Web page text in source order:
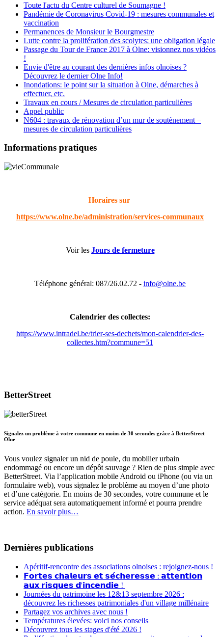
Toute l'actu du Centre culturel de Soumagne !
Pandémie de Coronavirus Covid-19 : mesures communales et
vaccination
Permanences de Monsieur le Bourgmestre
Lutte contre la prolifération des scolytes: une obligation légale
Passage du Tour de France 2017 à Olne: visionnez nos vidéos
!
Envie d'être au courant des dernières infos olnoises ?
Découvrez le dernier Olne Info!
Inondations: le point sur la situation à Olne, démarches à
effectuer, etc.
Travaux en cours / Mesures de circulation particulières
Appel public
N604 : travaux de rénovation d’un mur de soutènement –
mesures de circulation particulières
Informations pratiques
Horaires sur
https://www.olne.be/administration/services-communaux
Voir les Jours de fermeture
Téléphone général: 087/26.02.72 - info@olne.be
Calendrier des collectes:
https://www.intradel.be/trier-ses-dechets/mon-calendrier-des-
collectes.htm?commune=51
BetterStreet
Signalez un problème à votre commune en moins de 30 secondes grâce à BetterStreet
Olne
Vous voulez signaler un nid de poule, du mobilier urbain
endommagé ou encore un dépôt sauvage ? Rien de plus simple avec
BetterStreet. Via l’application mobile Android ou iPhone (ou via un
formulaire web), vous signalez le problème au moyen d’une photo
et d’une catégorie. En moins de 30 secondes, votre commune et le
service adéquat sera automatiquement informé et pourra prendre
action. En savoir plus…
Dernières publications
Apéritif-rencontre des associations olnoises : rejoignez-nous !
𝗙𝗼𝗿𝘁𝗲𝘀 𝗰𝗵𝗮𝗹𝗲𝘂𝗿𝘀 𝗲𝘁 𝘀𝗲́𝗰𝗵𝗲𝗿𝗲𝘀𝘀𝗲 : 𝗮𝘁𝘁𝗲𝗻𝘁𝗶𝗼𝗻
𝗮𝘂𝘅 𝗿𝗶𝘀𝗾𝘂𝗲𝘀 𝗱'𝗶𝗻𝗰𝗲𝗻𝗱𝗶𝗲 !
Journées du patrimoine les 12&13 septembre 2026 :
découvrez les richesses patrimoniales d'un village millénaire
Partagez vos archives avec nous !
Températures élevées: voici nos conseils
Découvrez tous les stages d'été 2026 !